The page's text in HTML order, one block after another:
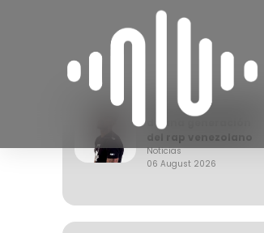
Apache, el arquitecto
de una generación
del rap venezolano
Noticias
06 August 2026